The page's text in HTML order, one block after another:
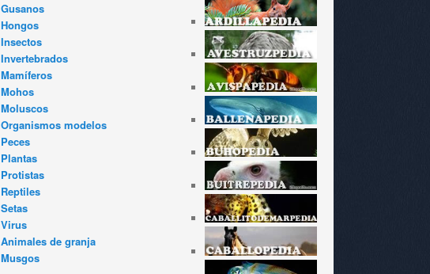
Gusanos
Hongos
Insectos
Invertebrados
Mamíferos
Mohos
Moluscos
Organismos modelos
Peces
Plantas
Protistas
Reptiles
Setas
Virus
Animales de granja
Musgos